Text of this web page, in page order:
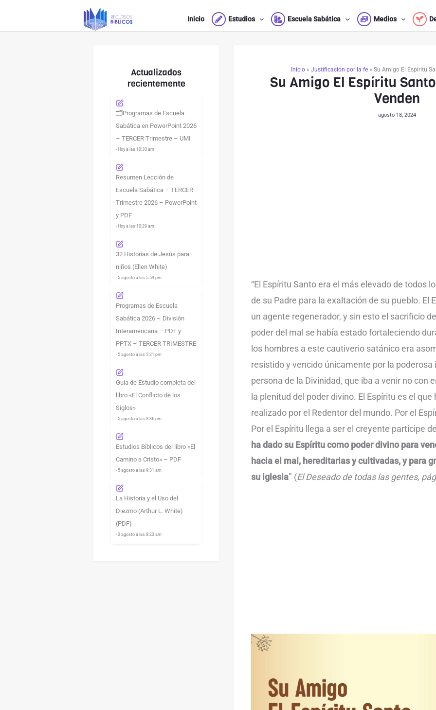
Inicio Estudios Escuela Sabática Medios
Actualizados
recientemente
🗂️Programas de Escuela
Sabática en PowerPoint 2026
– TERCER Trimestre – UMI
- Hoy a las 10:30 am
Resumen Lección de
Escuela Sabática – TERCER
Trimestre 2026 – PowerPoint
y PDF
- Hoy a las 10:29 am
32 Historias de Jesús para
niños (Ellen White)
- 5 agosto a las 5:59 pm
Programas de Escuela
Sabática 2026 – División
Interamericana – PDF y
PPTX – TERCER TRIMESTRE
- 5 agosto a las 5:21 pm
Guía de Estudio completa del
libro «El Conflicto de los
Siglos»
- 5 agosto a las 3:36 pm
Estudios Bíblicos del libro «El
Camino a Cristo» – PDF
- 5 agosto a las 9:31 am
La Historia y el Uso del
Diezmo (Arthur L. White)
(PDF)
- 3 agosto a las 8:23 am
Inicio» Justificación por la fe» Su Amigo El Espíritu
Su Amigo El Espíritu
Venden
agosto 18, 2024
“El Espíritu Santo era el más elevado de todos
de su Padre para la exaltación de su pueblo. El
un agente regenerador, y sin esto el sacrificio
poder del mal se había estado fortaleciendo
los hombres a este cautiverio satánico era
resistido y vencido únicamente por la
persona de la Divinidad, que iba a venir no con
la plenitud del poder divino. El Espíritu es el
realizado por el Redentor del mundo. Por el
Por el Espíritu llega a ser el creyente partícipe
ha dado su Espíritu como poder divino para
hacia el mal, hereditarias y cultivadas, y para
su iglesia’’ (El Deseado de todas las gentes,